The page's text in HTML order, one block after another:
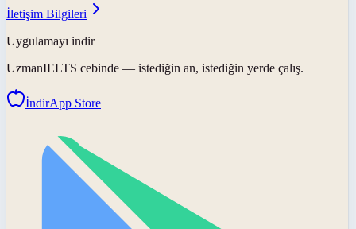
İletişim Bilgileri
Uygulamayı indir
UzmanIELTS cebinde — istediğin an, istediğin yerde çalış.
İndirApp Store